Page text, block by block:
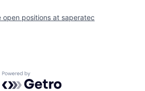
open positions at saperatec
Powered by Getro.com